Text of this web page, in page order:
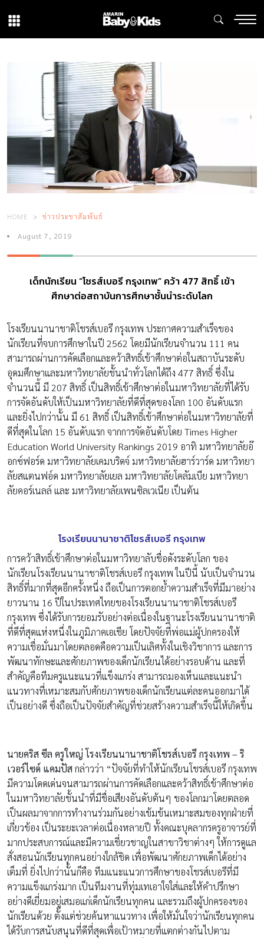
HOME ข่าวประชาสัมพันธ์
August 7, 2019
เด็กนักเรียน “โชรส์เบอรี กรุงเทพ” คว้า 477 สิทธิ์ เข้า
ศึกษาต่อสถาบันการศึกษาชั้นนำระดับโลก
โรงเรียนนานาชาติโชรส์เบอรี กรุงเทพ ประกาศความสำเร็จของ
นักเรียนที่จบการศึกษาในปี 2562 โดยมีนักเรียนจำนวน 111 คน
สามารถผ่านการคัดเลือกและคว้าสิทธิ์เข้าศึกษาต่อในสถาบันระดับ
อุดมศึกษาและมหาวิทยาลัยชั้นนำทั่วโลกได้ถึง 477 สิทธิ์ ซึ่งใน
จำนวนนี้ มี 207 สิทธิ์ เป็นสิทธิ์เข้าศึกษาต่อในมหาวิทยาลัยที่ได้รับ
การจัดอันดับให้เป็นมหาวิทยาลัยที่ดีที่สุดของโลก 100 อันดับแรก
และยิ่งไปกว่านั้น มี 61 สิทธิ์ เป็นสิทธิ์เข้าศึกษาต่อในมหาวิทยาลัยที่
ดีที่สุดในโลก 15 อันดับแรก จากการจัดอันดับโดย Times Higher
Education World University Rankings 2019 อาทิ มหาวิทยาลัยอ๊
อกซ์ฟอร์ด มหาวิทยาลัยเคมบริดจ์ มหาวิทยาลัยฮาร์วาร์ด มหาวิทยา
ลัยสแตนฟอ์ด มหาวิทยาลัยเยล มหาวิทยาลัยโคลัมเบีย มหาวิทยา
ลัยคอร์เนลล์ และ มหาวิทยาลัยเพนซิลเวเนีย เป็นต้น
โรงเรียนนานาชาติโชรส์เบอรี กรุงเทพ
การคว้าสิทธิ์เข้าศึกษาต่อในมหาวิทยาลับชื่อดังระดับโลก ของ
นักเรียนโรงเรียนนานาชาติโชรส์เบอรี กรุงเทพ ในปีนี้ นับเป็นจำนวน
สิทธิ์ที่มากที่สุดอีกครั้งหนึ่ง ถือเป็นการตอกย้ำความสำเร็จที่มีมาอย่าง
ยาวนาน 16 ปีในประเทศไทยของโรงเรียนนานาชาติโชรส์เบอรี
กรุงเทพ ซึ่งได้รับการยอมรับอย่างต่อเนื่องในฐานะโรงเรียนนานาชาติ
ที่ดีที่สุดแห่งหนึ่งในภูมิภาคเอเชีย โดยปัจจัยที่พ่อแม่ผู้ปกครองให้
ความเชื่อมั่นมาโดยตลอดคือความเป็นเลิศทั้งในเชิงวิชาการ และการ
พัฒนาทักษะและศักยภาพของเด็กนักเรียนได้อย่างรอบด้าน และที่
สำคัญคือทีมครูแนะแนวที่แข็งแกร่ง สามารถมองเห็นและแนะนำ
แนวทางที่เหมาะสมกับศักยภาพของเด็กนักเรียนแต่ละคนออกมาได้
เป็นอย่างดี ซึ่งถือเป็นปัจจัยสำคัญที่ช่วยสร้างความสำเร็จนี้ให้เกิดขึ้น
นายคริส ซีล ครูใหญ่ โรงเรียนนานาชาติโชรส์เบอรี กรุงเทพ – ริ
เวอร์ไซด์ แคมปัสกล่าวว่า “ปัจจัยที่ทำให้นักเรียนโชรส์เบอรี กรุงเทพ
มีความโดดเด่นจนสามารถผ่านการคัดเลือกและคว้าสิทธิ์เข้าศึกษาต่อ
ในมหาวิทยาลัยชั้นนำที่มีชื่อเสียงอันดับต้นๆ ของโลกมาโดยตลอด
เป็นผลมาจากการทำงานร่วมกันอย่างเข้มข้นเหมาะสมของทุกฝ่ายที่
เกี่ยวข้อง เป็นระยะเวลาต่อเนื่องหลายปี ทั้งคณะบุคลากรครูอาจารย์ที่
มากประสบการณ์และมีความเชี่ยวชาญในสาขาวิชาต่างๆ ให้การดูแล
สั่งสอนนักเรียนทุกคนอย่างใกล้ชิด เพื่อพัฒนาศักยภาพเด็กได้อย่าง
เต็มที่ ยิ่งไปกว่านั้นก็คือ ทีมแนะแนวการศึกษาของโชรส์เบอรีที่มี
ความแข็งแกร่งมาก เป็นทีมงานที่ทุ่มเทเอาใจใส่และให้คำปรึกษา
อย่างดีเยี่ยมอยู่เสมอแก่เด็กนักเรียนทุกคน และรวมถึงผู้ปกครองของ
นักเรียนด้วย ตั้งแต่ช่วยค้นหาแนวทาง เพื่อให้มั่นใจว่านักเรียนทุกคน
ได้รับการสนับสนุนที่ดีที่สุดเพื่อเป้าหมายที่แตกต่างกันไปตาม